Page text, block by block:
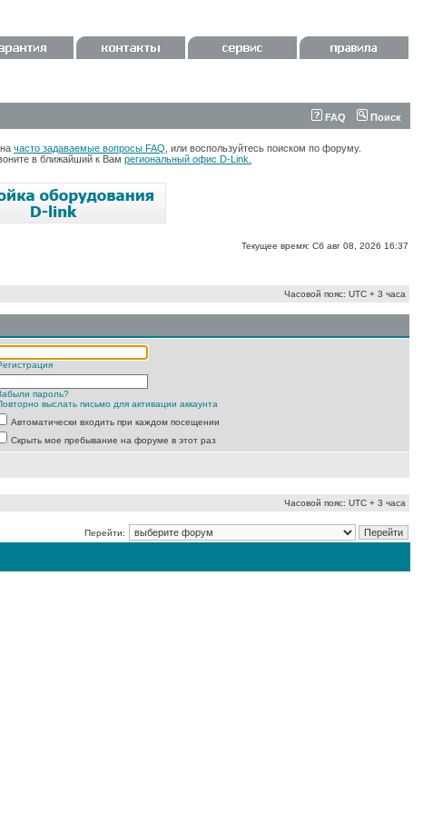
FAQ Поиск
часто задаваемые вопросы FAQ , или воспользуйтесь поиском по форуму.
в ближайший к Вам региональный офис D-Link.
Текущее время: Сб авг 08, 2026 16:37
Часовой пояс: UTC + 3 часа
пароль?
выслать письмо для активации аккаунта
Автоматически входить при каждом посещении
Скрыть мое пребывание на форуме в этот раз
Часовой пояс: UTC + 3 часа
Перейти: